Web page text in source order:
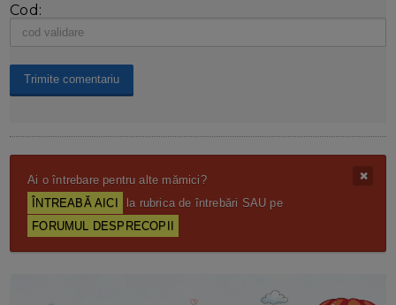
Cod:
Ai o întrebare pentru alte mămici?
ÎNTREABĂ AICI
la rubrica de întrebări SAU pe
FORUMUL DESPRECOPII